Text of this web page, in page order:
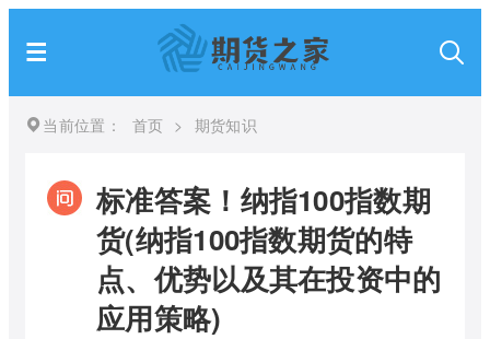
当前位置： 首页 > 期货知识
标准答案！纳指100指数期
货(纳指100指数期货的特
点、优势以及其在投资中的
应用策略)